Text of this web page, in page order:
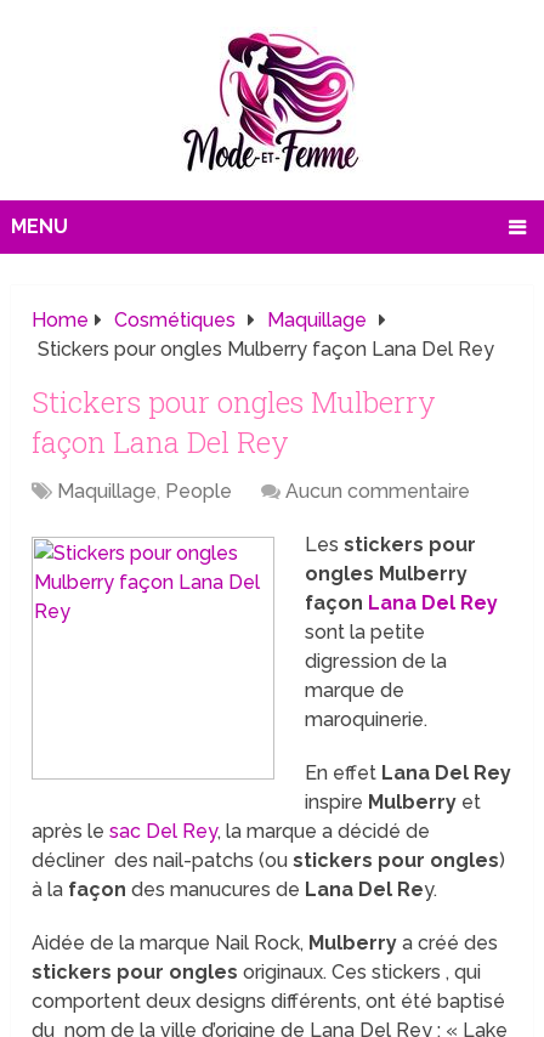
MENU
Home Cosmétiques
Maquillage
Stickers pour ongles Mulberry façon Lana Del Rey
Stickers pour ongles Mulberry
façon Lana Del Rey
Maquillage, People Aucun commentaire
Les stickers pour
ongles Mulberry
façon Lana Del Rey
sont la petite
digression de la
marque de
maroquinerie.
En effet Lana Del Rey
inspire Mulberry et
après le sac Del Rey, la marque a décidé de
décliner des nail-patchs (oustickers pour ongles)
à la façon des manucures de Lana Del Rey.
Aidée de la marque Nail Rock, Mulberry a créé des
stickers pour ongles originaux. Ces stickers , qui
comportent deux designs différents, ont été baptisé
du nom de la ville d’origine de Lana Del Rey : « Lake